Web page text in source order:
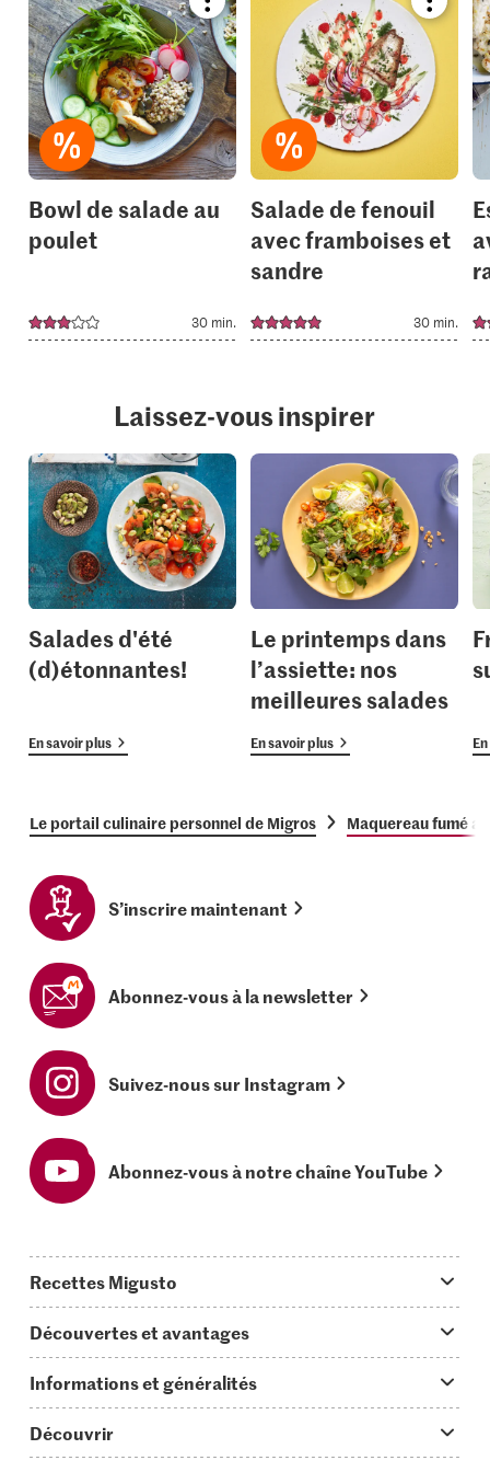
Bookmark
recipe
or
add
it
to
your
collections.
Bowl de salade au
poulet
30 min.
recipe
or
add
it
to
your
Salade de fenouil
avec framboises et
sandre
30 min.
Laissez-vous inspirer
Salades d'été
(d)étonnantes!
En savoir plus
Le printemps dans
l’assiette: nos
meilleures salades
En savoir plus
Le portail culinaire personnel de Migros Maquereau fumé
S’inscrire maintenant
Abonnez-vous à la newsletter
Suivez-nous sur Instagram
Abonnez-vous à notre chaîne YouTube
Recettes Migusto
Idées de menus
Plats principaux
Simple & vite prêt
Découvertes et avantages
On en parle...
Tutoriels
Informations et généralités
Cuisiner avec Migusto
Découvrir